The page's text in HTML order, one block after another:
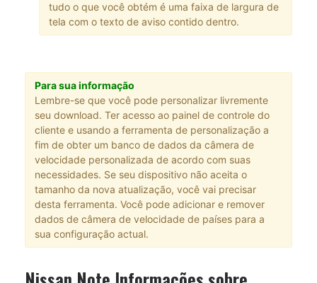
tudo o que você obtém é uma faixa de largura de
tela com o texto de aviso contido dentro.
Para sua informação
Lembre-se que você pode personalizar livremente
seu download. Ter acesso ao painel de controle do
cliente e usando a ferramenta de personalização a
fim de obter um banco de dados da câmera de
velocidade personalizada de acordo com suas
necessidades. Se seu dispositivo não aceita o
tamanho da nova atualização, você vai precisar
desta ferramenta. Você pode adicionar e remover
dados de câmera de velocidade de países para a
sua configuração actual.